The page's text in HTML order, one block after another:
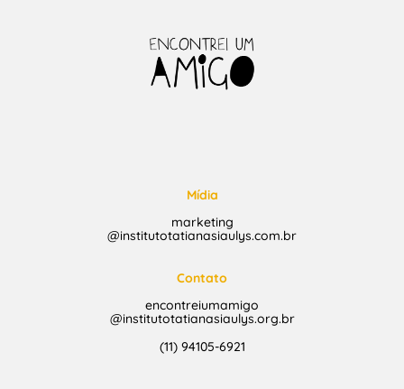
Mídia
marketing
@institutotatianasiaulys.com.br
Contato
encontreiumamigo
@institutotatianasiaulys.org.br
(11) 94105-6921